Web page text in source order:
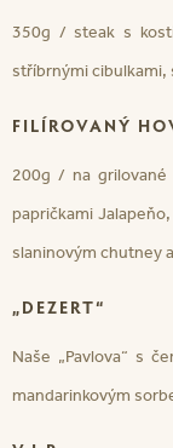
350g / steak s
stříbrnými cibulkami,
FILÍROVANÝ
200g / na
papričkami
slaninovým chutney
„DEZERT“
Naše „Pavlova“ s
mandarinkovým